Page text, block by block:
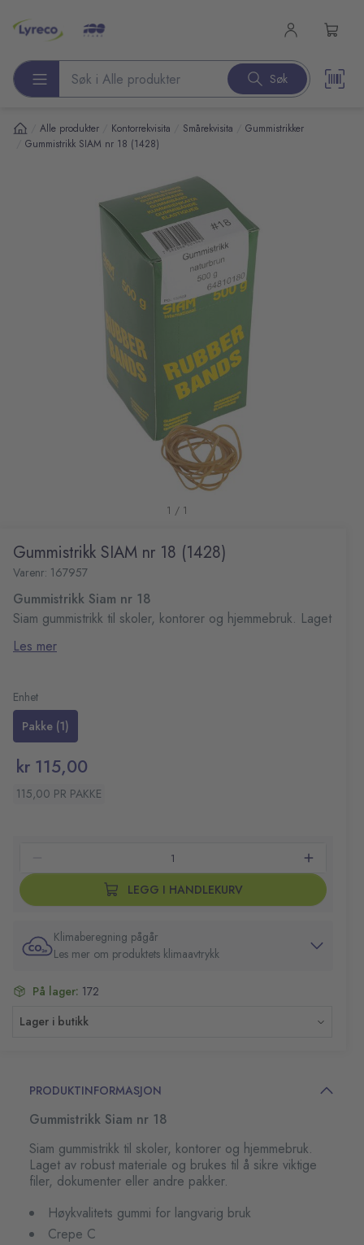
Søk etter produkter Søk
Alle produkter Kontorrekvisita Smårekvisita Gummistrikker
Gummistrikk SIAM nr 18 (1428)
1 / 1
Gummistrikk SIAM nr 18 (1428)
Varenr: 167957
Gummistrikk Siam nr 18
Siam gummistrikk til skoler, kontorer og hjemmebruk. Laget
av robust materiale og brukes til å sikre viktige filer,
dokumenter eller andre pakker.
Høykvalitets gummi for langvarig bruk
Vekt: 500 gram
Volum: pakke med 1428 stk.
Les mer
Enhet
Pakke (1)
kr 115,00
115,00 PR PAKKE
LEGG I HANDLEKURV
Klimaberegning pågår
Les mer om produktets klimaavtrykk
På lager: 172
Lager i butikk
PRODUKTINFORMASJON
Gummistrikk Siam nr 18
Siam gummistrikk til skoler, kontorer og hjemmebruk.
Laget av robust materiale og brukes til å sikre viktige
filer, dokumenter eller andre pakker.
Høykvalitets gummi for langvarig bruk
Crepe C